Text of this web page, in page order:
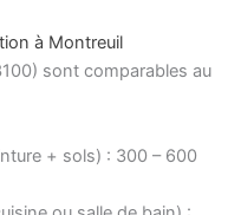
à Montreuil
sont comparables au
+ sols) : 300 – 600